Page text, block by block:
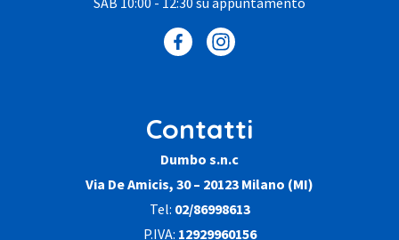
Contatti
Dumbo s.n.c
Via De Amicis, 30 – 20123 Milano (MI)
Tel: 02/86998613
P.IVA: 12929960156